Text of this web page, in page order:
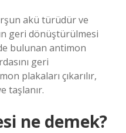
akü türüdür ve
geri dönüştürülmesi
bulunan antimon
geri
plakaları çıkarılır,
taşlanır.
ne demek?